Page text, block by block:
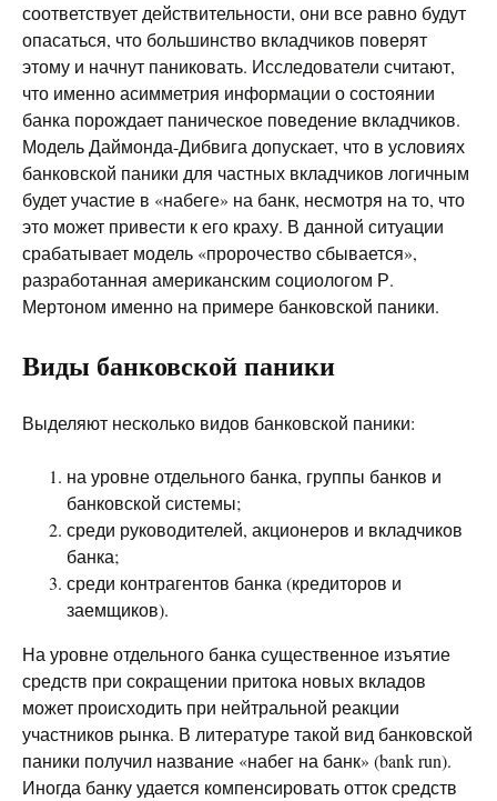
соответствует действительности, они все равно будут
опасаться, что большинство вкладчиков поверят
этому и начнут паниковать. Исследователи считают,
что именно асимметрия информации о состоянии
банка порождает паническое поведение вкладчиков.
Модель Даймонда-Дибвига допускает, что в условиях
банковской паники для частных вкладчиков логичным
будет участие в «набеге» на банк, несмотря на то, что
это может привести к его краху. В данной ситуации
срабатывает модель «пророчество сбывается»,
разработанная американским социологом Р.
Мертоном именно на примере банковской паники.
Виды банковской паники
Выделяют несколько видов банковской паники:
на уровне отдельного банка, группы банков и
банковской системы;
среди руководителей, акционеров и вкладчиков
банка;
среди контрагентов банка (кредиторов и
заемщиков).
На уровне отдельного банка существенное изъятие
средств при сокращении притока новых вкладов
может происходить при нейтральной реакции
участников рынка. В литературе такой вид банковской
паники получил название «набег на банк» (bank run).
Иногда банку удается компенсировать отток средств